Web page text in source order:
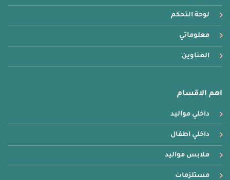
لوحة التحكم
معلوماتي
العناوين
اهم الاقسام
داخلي مواليد
داخلي اطفال
ملابس مواليد
مستلزمات